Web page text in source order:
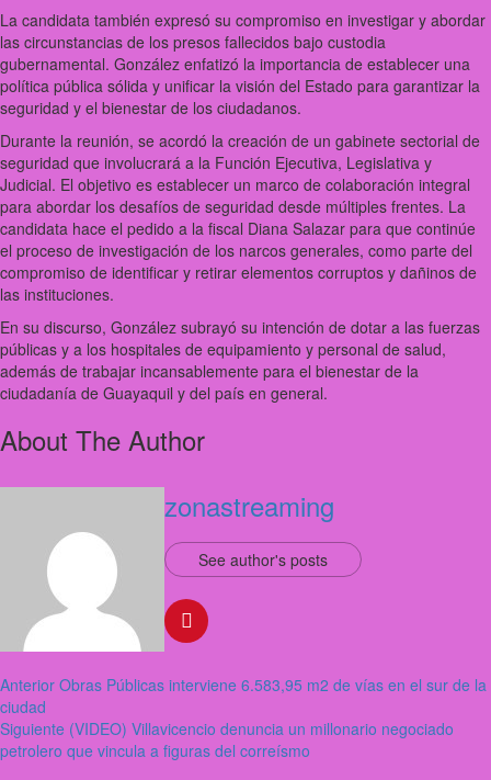
La candidata también expresó su compromiso en investigar y abordar
las circunstancias de los presos fallecidos bajo custodia
gubernamental. González enfatizó la importancia de establecer una
política pública sólida y unificar la visión del Estado para garantizar la
seguridad y el bienestar de los ciudadanos.
Durante la reunión, se acordó la creación de un gabinete sectorial de
seguridad que involucrará a la Función Ejecutiva, Legislativa y
Judicial. El objetivo es establecer un marco de colaboración integral
para abordar los desafíos de seguridad desde múltiples frentes. La
candidata hace el pedido a la fiscal Diana Salazar para que continúe
el proceso de investigación de los narcos generales, como parte del
compromiso de identificar y retirar elementos corruptos y dañinos de
las instituciones.
En su discurso, González subrayó su intención de dotar a las fuerzas
públicas y a los hospitales de equipamiento y personal de salud,
además de trabajar incansablemente para el bienestar de la
ciudadanía de Guayaquil y del país en general.
About The Author
zonastreaming
See author's posts
Anterior Obras Públicas interviene 6.583,95 m2 de vías en el sur de la
ciudad
Siguiente (VIDEO) Villavicencio denuncia un millonario negociado
petrolero que vincula a figuras del correísmo